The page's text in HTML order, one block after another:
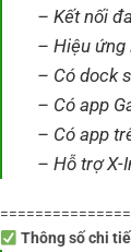
– Kết nối
– Hiệu ứng
– Có dock
– Có app
– Có app
– Hỗ trợ X-
Thông số chi